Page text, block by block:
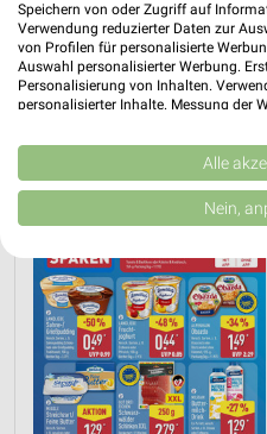
AKTIONEN, RABATTE & GUTSCHEINE
Speichern von oder Zugriff auf
Verwendung reduzierter Daten zur
von Profilen für personalisierte
Auswahl personalisierter Werbung.
Personalisierung von Inhalten.
personalisierter Inhalte. Messung der
Kombinationen von Daten aus
Verbesserung der Angebote.
von Inhalten.
Daten können außerhalb der
USA gesendet werden.
Website/App.
Partnerliste anzeigen (1 IAB-
Wir nutzen Ihre Daten für folgende
IAB-Verarbeitungszwecke:
Speichern von oder Zugriff
auf einem Endgerät
Alle
Nein,